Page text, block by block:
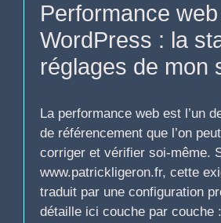
Performance
WordPress : la
réglages de mon
La performance web est l’un
de référencement que l’on
corriger et vérifier soi-même.
www.patrickligeron.fr, cette
traduit par une configuration
détaille ici couche par couche :